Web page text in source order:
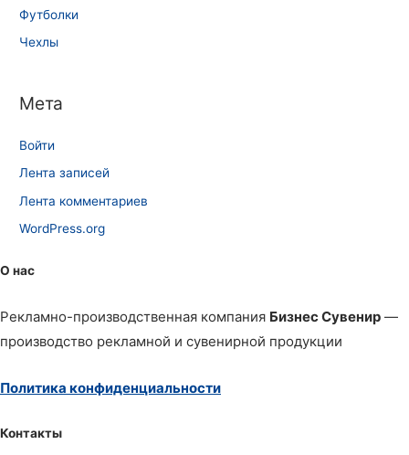
Футболки
Чехлы
Мета
Войти
Лента записей
Лента комментариев
WordPress.org
О нас
Рекламно-производственная компания Бизнес Сувенир —
производство рекламной и сувенирной продукции
Политика конфиденциальности
Контакты